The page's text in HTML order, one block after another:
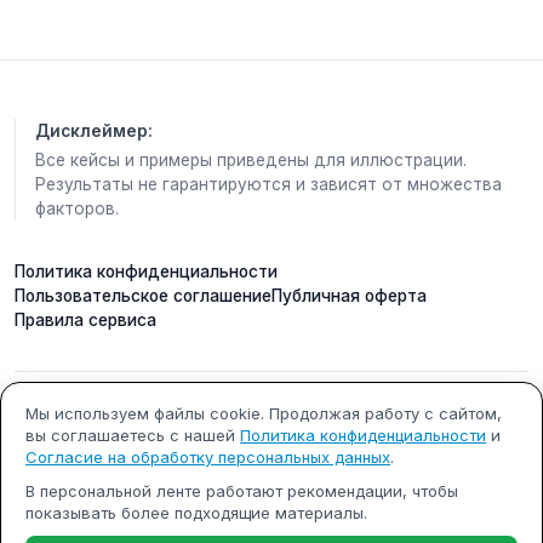
ГК ФСК. 20 лет на рынке, 132 сданных объекта.
Не самый гламурный девелопер — но один из
самых надёжных.
Разрешение на строительство получили в
Значит, деньги на эскроу уже работают, а не
лежат мёртвым грузом.
Три башни. Каждая — отдельная архитектурная
история.
Потолки 3–3,55 м. Окна в пол. Виды — живые, не
нарисованные на рендере.
Двор закрытый — стена 5 метров по периметру,
водопад, ландшафт, лаунж с каминами.
Дисклеймер:
Все кейсы и примеры приведены для иллюстрации.
Результаты не гарантируются и зависят от множества
факторов.
Политика конфиденциальности
Пользовательское соглашениеПубличная оферта
Правила сервиса
ИП Кобилинский Артем
Сергеевич
ИНН 615490002327
ОГРНИП 322619600000731
Почта: support@m-x.su
Режим работы: будние дни с
Мы используем файлы cookie. Продолжая работу с сайтом,
вы соглашаетесь с нашей Политика конфиденциальности и
Согласие на обработку персональных данных.
В персональной ленте работают рекомендации, чтобы
показывать более подходящие материалы.